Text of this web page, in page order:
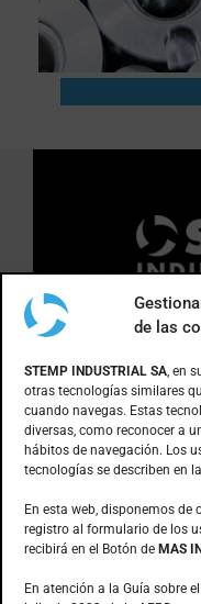
de las
STEMP INDUSTRIAL SA, en
otras tecnologías similares
cuando navegas. Estas
diversas, como reconocer a
hábitos de navegación. Los
tecnologías se describen en
En esta web, disponemos de
registro al formulario de los
recibirá en el Botón de MAS
En atención a la Guía sobre
DÓNDE
Anoia, 1 nave 8
Subirà
08130 – Santa
(Barcelona)
CONTACTO